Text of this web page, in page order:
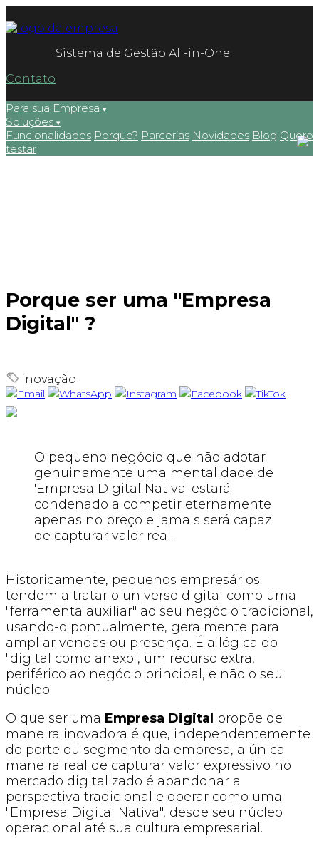
Sistema de Gestão All-in-One
Contato
Para sua Empresa
Soluções
Funcionalidades Porque? Parcerias Novidades Blog Quero
testar
Porque ser uma "Empresa
Digital" ?
Inovação
Email WhatsApp Instagram Facebook TikTok
O pequeno negócio que não adotar
genuinamente uma mentalidade de
'Empresa Digital Nativa' estará
condenado a competir eternamente
apenas no preço e jamais será capaz
de capturar valor real.
Historicamente, pequenos empresários
tendem a tratar o universo digital como uma
"ferramenta auxiliar" ao seu negócio tradicional,
usando-o pontualmente, geralmente para
ampliar vendas ou presença. É a lógica do
"digital como anexo", um recurso extra,
periférico ao negócio principal, e não o seu
núcleo.
O que ser uma Empresa Digital propõe de
maneira inovadora é que, independentemente
do porte ou segmento da empresa, a única
maneira real de capturar valor expressivo no
mercado digitalizado é abandonar a
perspectiva tradicional e operar como uma
"Empresa Digital Nativa", desde seu núcleo
operacional até sua cultura empresarial.